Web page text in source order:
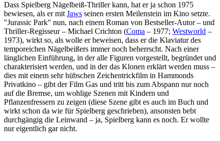
Dass Spielberg Nägelbeiß-Thriller kann, hat er ja schon 1975
bewiesen, als er mit Jaws seinen ersten Meilenstein im Kino setzte.
"Jurassic Park" nun, nach einem Roman von Bestseller-Autor – und
Thriller-Regisseur – Michael Crichton (Coma – 1977; Westworld –
1973), wirkt so, als wolle er beweisen, dass er die Klaviatur des
temporeichen Nägelbeißers immer noch beherrscht. Nach einer
länglichen Einführung, in der alle Figuren vorgestellt, begründet und
charakterisiert werden, und in der das Klonen erklärt werden muss –
dies mit einem sehr hübschen Zeichentrickfilm in Hammonds
Privatkino – gibt der Film Gas und tritt bis zum Abspann nur noch
auf die Bremse, um wohlige Szenen mit Kindern und
Pflanzenfressern zu zeigen (diese Szene gibt es auch im Buch und
wirkt schon da wie für Spielberg geschrieben), ansonsten bebt
durchgängig die Leinwand – ja, Spielberg kann es noch. Er wollte
nur eigentlich gar nicht.